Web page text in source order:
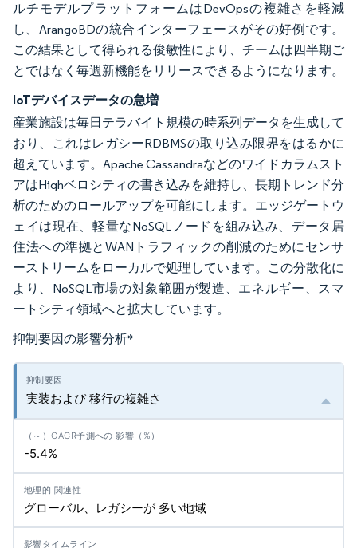
ルチモデルプラットフォームはDevOpsの複雑さを軽減
し、ArangoBDの統合インターフェースがその好例です。
この結果として得られる俊敏性により、チームは四半期ご
とではなく毎週新機能をリリースできるようになります。
IoTデバイスデータの急増
産業施設は毎日テラバイト規模の時系列データを生成して
おり、これはレガシーRDBMSの取り込み限界をはるかに
超えています。Apache Cassandraなどのワイドカラムスト
アはHighベロシティの書き込みを維持し、長期トレンド分
析のためのロールアップを可能にします。エッジゲートウ
ェイは現在、軽量なNoSQLノードを組み込み、データ居
住法への準拠とWANトラフィックの削減のためにセンサ
ーストリームをローカルで処理しています。この分散化に
より、NoSQL市場の対象範囲が製造、エネルギー、スマ
ートシティ領域へと拡大しています。
抑制要因の影響分析*
実装および 移行の複雑さ
-5.4%
グローバル、レガシーが 多い地域